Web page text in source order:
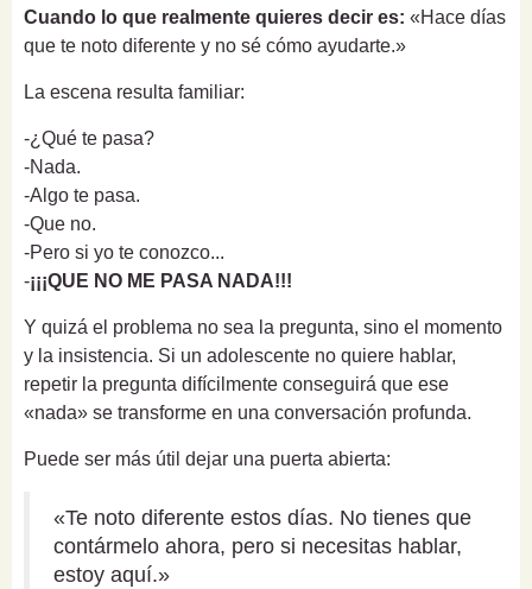
Cuando lo que realmente quieres decir es: «Hace días
que te noto diferente y no sé cómo ayudarte.»
La escena resulta familiar:
-¿Qué te pasa?
-Nada.
-Algo te pasa.
-Que no.
-Pero si yo te conozco...
-¡¡¡QUE NO ME PASA NADA!!!
Y quizá el problema no sea la pregunta, sino el momento
y la insistencia. Si un adolescente no quiere hablar,
repetir la pregunta difícilmente conseguirá que ese
«nada» se transforme en una conversación profunda.
Puede ser más útil dejar una puerta abierta:
«Te noto diferente estos días. No tienes que
contármelo ahora, pero si necesitas hablar,
estoy aquí.»